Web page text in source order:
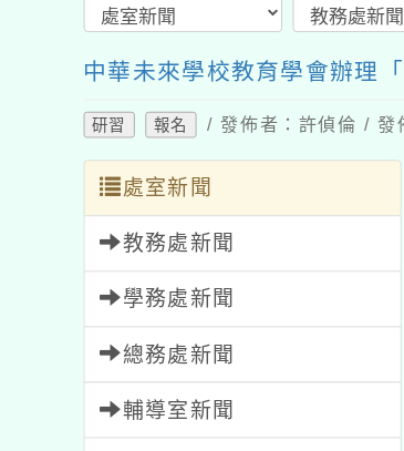
中華未來學校教育學會辦理
研習 報名 / 發佈者：許偵倫 / 發
處室新聞
教務處新聞
學務處新聞
總務處新聞
輔導室新聞